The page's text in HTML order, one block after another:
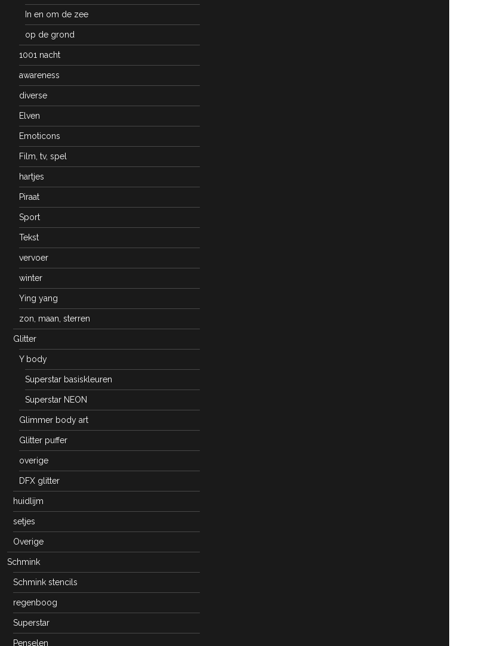
In en om de zee
op de grond
1001 nacht
awareness
diverse
Elven
Emoticons
Film, tv, spel
hartjes
Piraat
Sport
Tekst
vervoer
winter
Ying yang
zon, maan, sterren
Glitter
Y body
Superstar basiskleuren
Superstar NEON
Glimmer body art
Glitter puffer
overige
DFX glitter
huidlijm
setjes
Overige
Schmink
Schmink stencils
regenboog
Superstar
Penselen